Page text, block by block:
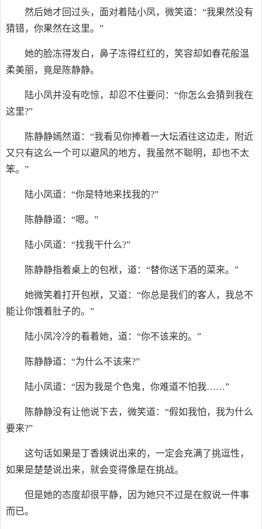
然后她才回过头，面对着陆小凤，微笑道：“我果然没有
猜错，你果然在这里。”
她的脸冻得发白，鼻子冻得红红的，笑容却如春花般温
柔美丽，竟是陈静静。
陆小凤并没有吃惊，却忍不住要问：“你怎么会猜到我在
这里?”
陈静静嫣然道：“我看见你捧着一大坛酒往这边走，附近
又只有这么一个可以避风的地方，我虽然不聪明，却也不太
笨。”
陆小凤道：“你是特地来找我的?”
陈静静道：“嗯。”
陆小凤道：“找我干什么?”
陈静静指着桌上的包袱，道：“替你送下酒的菜来。”
她微笑着打开包袱，又道：“你总是我们的客人，我总不
能让你饿着肚子的。”
陆小凤冷冷的看着她，道：“你不该来的。”
陈静静道：“为什么不该来?”
陆小凤道：“因为我是个色鬼，你难道不怕我……”
陈静静没有让他说下去，微笑道：“假如我怕，我为什么
要来?”
这句话如果是丁香姨说出来的，一定会充满了挑逗性，
如果是楚楚说出来，就会变得像是在挑战。
但是她的态度却很平静，因为她只不过是在叙说一件事
而已。